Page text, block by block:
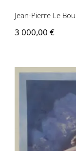
Jean-Pierre Le
3 000,00 €
Jean-